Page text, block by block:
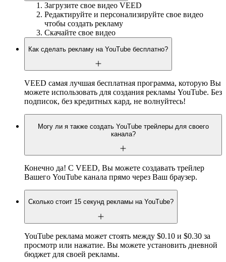
Загрузите свое видео VEED
Редактируйте и персонализируйте свое видео
чтобы создать рекламу
Скачайте свое видео
Как сделать рекламу на YouTube бесплатно?
VEED самая лучшая бесплатная программа, которую Вы
можете использовать для создания рекламы YouTube. Без
подписок, без кредитных кард, не волнуйтесь!
Могу ли я также создать YouTube трейлеры для своего
канала?
Конечно да! С VEED, Вы можете создавать трейлер
Вашего YouTube канала прямо через Ваш браузер.
Сколько стоит 15 секунд рекламы на YouTube?
YouTube реклама может стоять между $0.10 и $0.30 за
просмотр или нажатие. Вы можете установить дневной
бюджет для своей рекламы.